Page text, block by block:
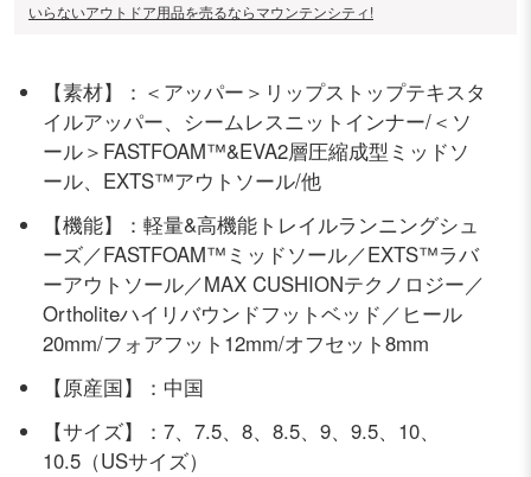
いらないアウトドア用品を売るならマウンテンシティ!
【素材】：＜アッパー＞リップストップテキスタ
イルアッパー、シームレスニットインナー/＜ソ
ール＞FASTFOAM™&EVA2層圧縮成型ミッドソ
ール、EXTS™アウトソール/他
【機能】：軽量&高機能トレイルランニングシュ
ーズ／FASTFOAM™ミッドソール／EXTS™ラバ
ーアウトソール／MAX CUSHIONテクノロジー／
Ortholiteハイリバウンドフットベッド／ヒール
20mm/フォアフット12mm/オフセット8mm
【原産国】：中国
【サイズ】：7、7.5、8、8.5、9、9.5、10、
10.5（USサイズ）